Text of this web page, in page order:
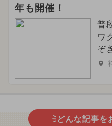
年も開催！
普
ワ
ぞ
どんな記事を